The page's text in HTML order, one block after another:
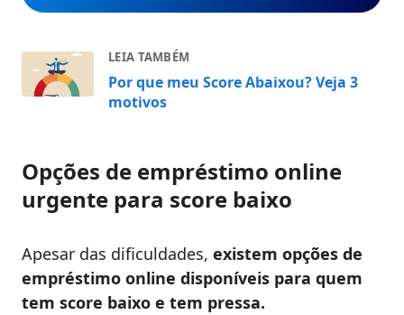
LEIA TAMBÉM
Por que meu Score Abaixou? Veja 3
motivos
Opções de empréstimo online
urgente para score baixo
Apesar das dificuldades, existem opções de
empréstimo online disponíveis para quem
tem score baixo e tem pressa.